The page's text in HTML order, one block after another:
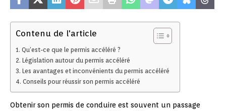
Contenu de l'article
Qu’est-ce que le permis accéléré ?
Législation autour du permis accéléré
Les avantages et inconvénients du permis accéléré
Conseils pour réussir son permis accéléré
Obtenir son permis de conduire est souvent un passage